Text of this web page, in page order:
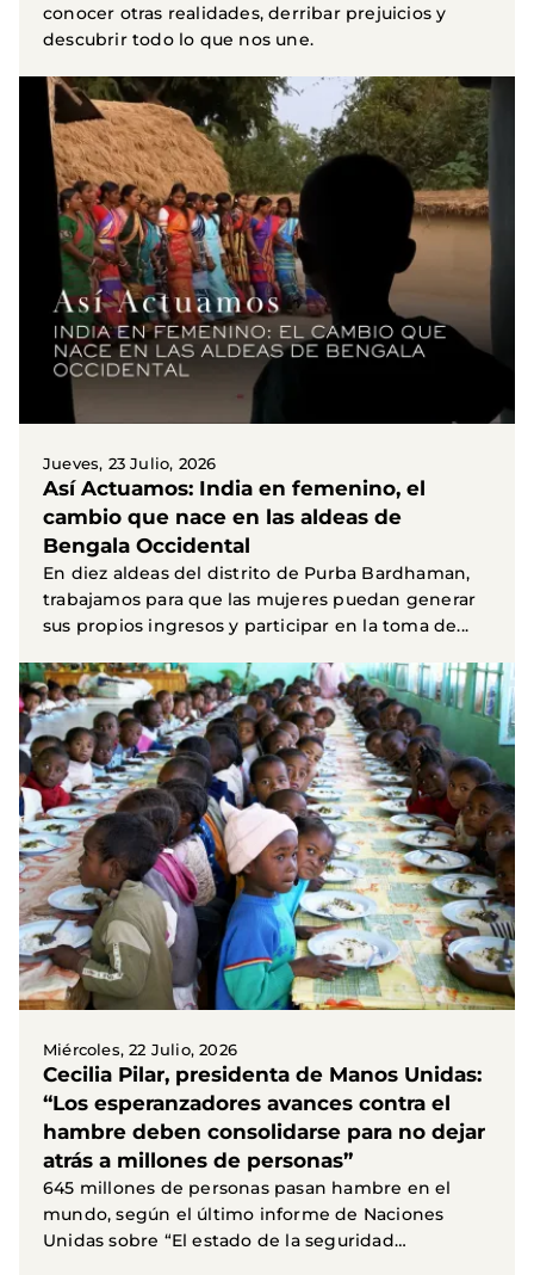
conocer otras realidades, derribar prejuicios y
descubrir todo lo que nos une.
Jueves, 23 Julio, 2026
Así Actuamos: India en femenino, el
cambio que nace en las aldeas de
Bengala Occidental
En diez aldeas del distrito de Purba Bardhaman,
trabajamos para que las mujeres puedan generar
sus propios ingresos y participar en la toma de...
Miércoles, 22 Julio, 2026
Cecilia Pilar, presidenta de Manos Unidas:
“Los esperanzadores avances contra el
hambre deben consolidarse para no dejar
atrás a millones de personas”
645 millones de personas pasan hambre en el
mundo, según el último informe de Naciones
Unidas sobre “El estado de la seguridad